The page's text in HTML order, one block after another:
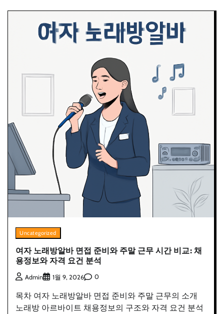
Uncategorized
여자 노래방알바 면접 준비와 주말 근무 시간 비교: 채
용정보와 자격 요건 분석
Admin 1월 9, 2026 0
목차 여자 노래방알바 면접 준비와 주말 근무의 소개
노래방 아르바이트 채용정보의 구조와 자격 요건 분석